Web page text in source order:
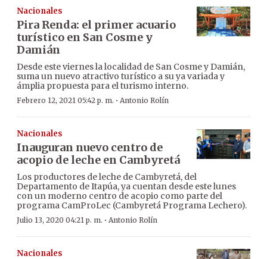
Nacionales
Pira Renda: el primer acuario
turístico en San Cosme y
Damián
Desde este viernes la localidad de San Cosme y Damián,
suma un nuevo atractivo turístico a su ya variada y
ámplia propuesta para el turismo interno.
Febrero 12, 2021 05:42 p. m. · Antonio Rolín
Nacionales
Inauguran nuevo centro de
acopio de leche en Cambyretá
Los productores de leche de Cambyretá, del
Departamento de Itapúa, ya cuentan desde este lunes
con un moderno centro de acopio como parte del
programa CamProLec (Cambyretá Programa Lechero).
Julio 13, 2020 04:21 p. m. · Antonio Rolín
Nacionales